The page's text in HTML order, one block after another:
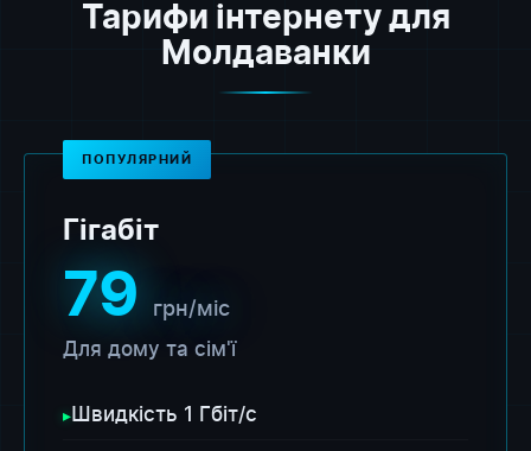
Тарифи інтернету для
Молдаванки
ПОПУЛЯРНИЙ
Гігабіт
79 грн/міс
Для дому та сім'ї
▸Швидкість 1 Гбіт/с